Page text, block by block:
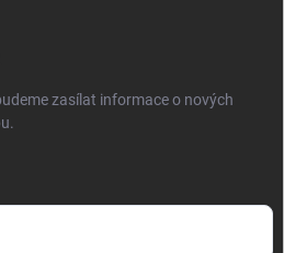
zasílat informace o nových